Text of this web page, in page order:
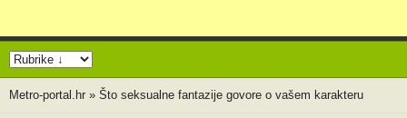
Metro-portal.hr » Što seksualne fantazije govore o vašem karakteru